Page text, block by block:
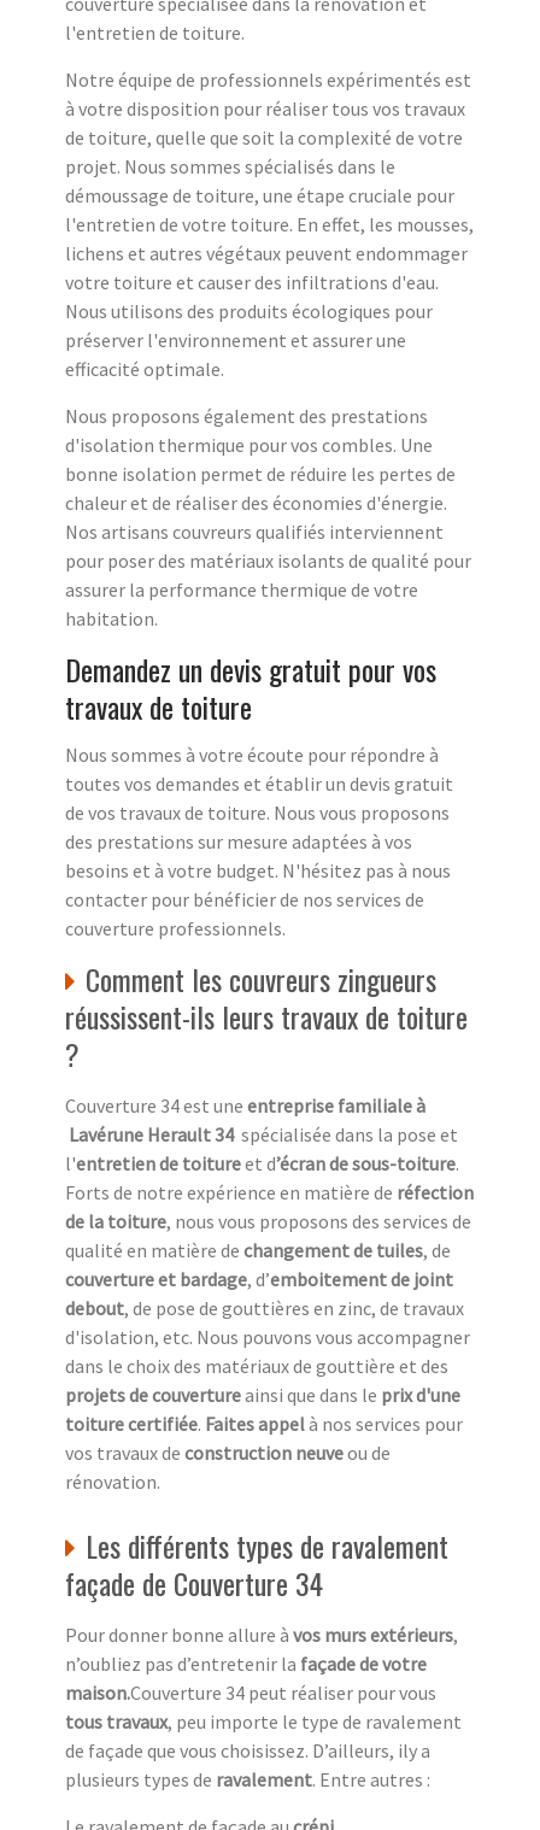
l'entretien de toiture.
Notre équipe de professionnels expérimentés est
à votre disposition pour réaliser tous vos travaux
de toiture, quelle que soit la complexité de votre
projet. Nous sommes spécialisés dans le
démoussage de toiture, une étape cruciale pour
l'entretien de votre toiture. En effet, les mousses,
lichens et autres végétaux peuvent endommager
votre toiture et causer des infiltrations d'eau.
Nous utilisons des produits écologiques pour
préserver l'environnement et assurer une
efficacité optimale.
Nous proposons également des prestations
d'isolation thermique pour vos combles. Une
bonne isolation permet de réduire les pertes de
chaleur et de réaliser des économies d'énergie.
Nos artisans couvreurs qualifiés interviennent
pour poser des matériaux isolants de qualité pour
assurer la performance thermique de votre
habitation.
Demandez un devis gratuit pour vos
travaux de toiture
Nous sommes à votre écoute pour répondre à
toutes vos demandes et établir un devis gratuit
de vos travaux de toiture. Nous vous proposons
des prestations sur mesure adaptées à vos
besoins et à votre budget. N'hésitez pas à nous
contacter pour bénéficier de nos services de
couverture professionnels.
Comment les couvreurs zingueurs
réussissent-ils leurs travaux de toiture
?
Couverture 34 est une entreprise familiale à
Lavérune Herault 34 spécialisée dans la pose et
l'entretien de toitureet d’écran de sous-toiture.
Forts de notre expérience en matière de réfection
de la toiture, nous vous proposons des services de
qualité en matière de changement de tuiles, de
couverture et bardage, d’emboitement de joint
debout, de pose de gouttières en zinc, de travaux
d'isolation, etc. Nous pouvons vous accompagner
dans le choix des matériaux de gouttière et des
projets de couvertureainsi que dans le prix d'une
toiture certifiée. Faites appelà nos services pour
vos travaux de construction neuveou de
rénovation.
Les différents types de ravalement
façade de Couverture 34
Pour donner bonne allure à vos murs extérieurs,
n’oubliez pas d’entretenir la façade de votre
maison.Couverture 34 peut réaliser pour vous
tous travaux, peu importe le type de ravalement
de façade que vous choisissez. D’ailleurs, ily a
plusieurs types de ravalement. Entre autres :